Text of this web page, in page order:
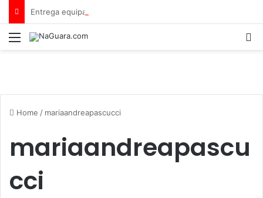
Menu
Home / mariaandreapascucci
mariaandreapascu
cci